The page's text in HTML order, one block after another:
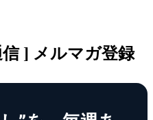
] メルマガ登録